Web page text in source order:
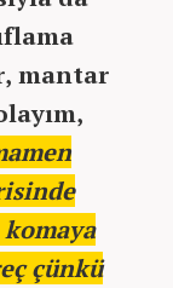
mantar
çünkü